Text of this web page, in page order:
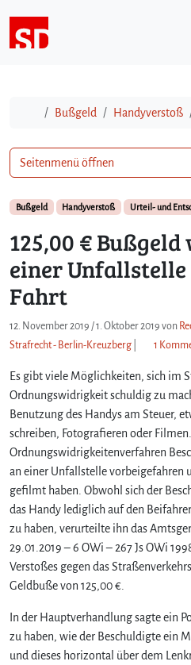
StartBußgeld Handyverstoß
Bußgeld Handyverstoß Urteil- und
125,00 €
einer
Fahrt
12. November 2019 /1. Oktober 2019 von
Strafrecht - Berlin-Kreuzberg
1
Es gibt viele Möglichkeiten, sich im
Ordnungswidrigkeit schuldig zu
Benutzung des Handys am Steuer,
schreiben, Fotografieren oder
Ordnungswidrigkeitenverfahren
an einer Unfallstelle vorbeigefahren
gefilmt haben. Obwohl sich der
das Handy lediglich auf den
zu haben, verurteilte ihn das
29.01.2019 – 6 OWi – 267 Js OWi
Verstoßes gegen das
Geldbuße von 125,00 €.
In der Hauptverhandlung sagte ein
zu haben, wie der Beschuldigte ein
und dieses horizontal über dem
Seitenmenü öffnen